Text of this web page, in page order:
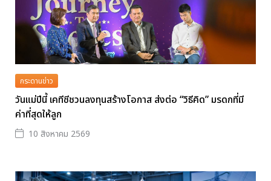
กระดานข่าว
วันแม่ปีนี้ เคทีซีชวนลงทุนสร้างโอกาส ส่งต่อ “วิธีคิด” มรดกที่มี
ค่าที่สุดให้ลูก
10 สิงหาคม 2569